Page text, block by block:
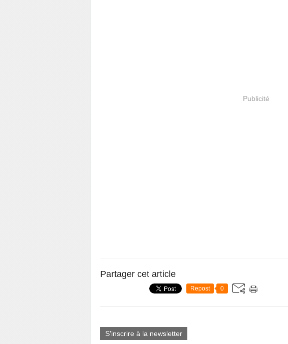
Publicité
Partager cet article
Repost 0
S'inscrire à la newsletter